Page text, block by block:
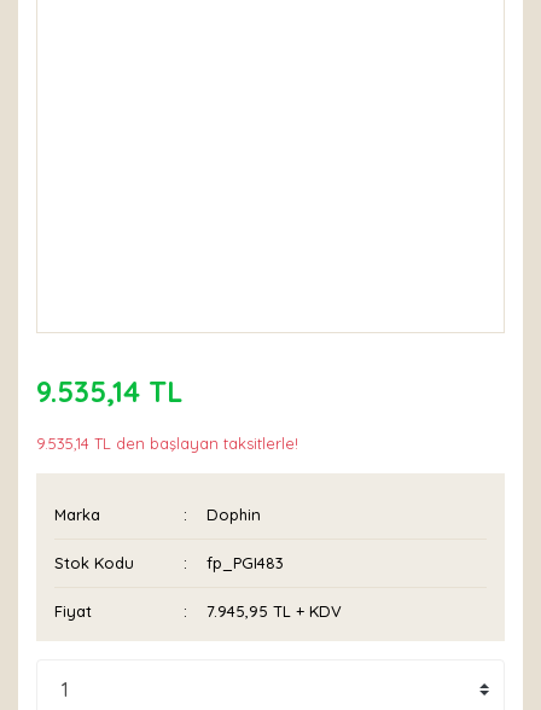
9.535,14 TL
9.535,14 TL den başlayan taksitlerle!
Marka Dophin
Stok Kodu fp_PGI483
Fiyat 7.945,95 TL + KDV